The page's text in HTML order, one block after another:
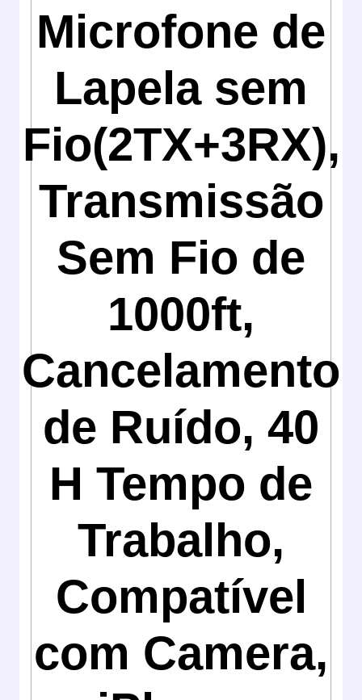
Microfone de
Lapela sem
Fio(2TX+3RX),
Transmissão
Sem Fio de
1000ft,
Cancelamento
de Ruído, 40
H Tempo de
Trabalho,
Compatível
com Camera,